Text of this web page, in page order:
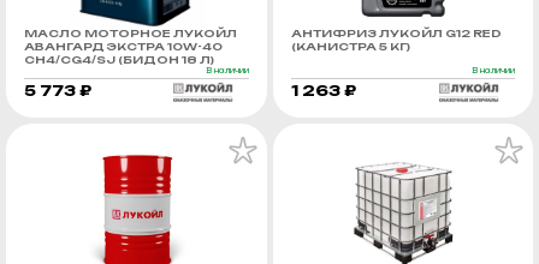
МАСЛО МОТОРНОЕ ЛУКОЙЛ
АВАНГАРД ЭКСТРА 10W-40
CH4/CG4/SJ (БИДОН 18 Л)
В наличии
5 773 ₽
АНТИФРИЗ ЛУКОЙЛ G12 RED
(КАНИСТРА 5 КГ)
В наличии
1 263 ₽